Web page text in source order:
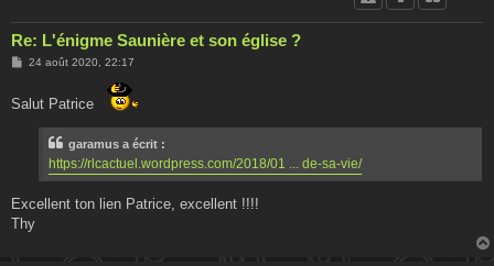
Re: L'énigme Saunière et son église ?
M
s
24 août 2020, 22:17
Salut Patrice
garamus a écrit :
https://rlcactuel.wordpress.com/2018/01 ... de-sa-vie/
Excellent ton lien Patrice, excellent !!!!
Thy